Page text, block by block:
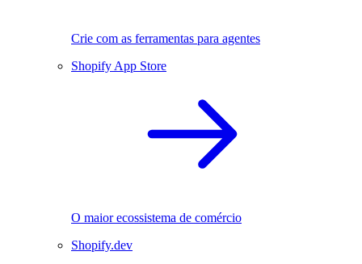
Crie com as ferramentas para agentes
Shopify App Store
O maior ecossistema de comércio
Shopify.dev